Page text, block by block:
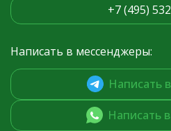
+7 (495)
Написать в мессенджеры:
Написать
Написать